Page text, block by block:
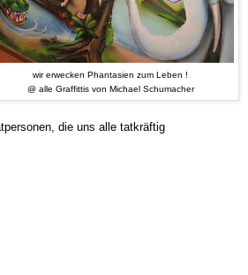
wir erwecken Phantasien zum Leben !
@ alle Graffittis von Michael Schumacher
die uns alle tatkräftig